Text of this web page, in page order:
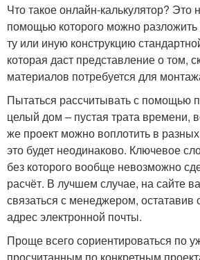
Что такое онлайн-калькулятор? Это
помощью которого можно
ту или иную конструкцию
которая даст представление о том,
материалов потребуется для
Пытаться рассчитывать с помощью
целый дом – пустая трата времени,
же проект можно воплотить в
это будет неодинаково. Ключевое
без которого вообще невозможно
расчёт. В лучшем случае, на сайте
связаться с менеджером, остатавив
адрес электронной почты.
Проще всего сориентироваться по